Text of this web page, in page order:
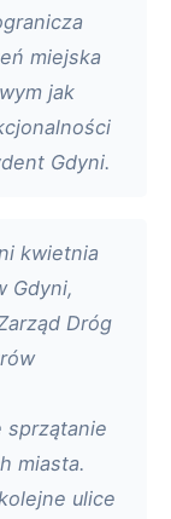
miejska
jak
Gdyni.
kwietnia
Gdyni,
Dróg
sprzątanie
miasta.
ulice